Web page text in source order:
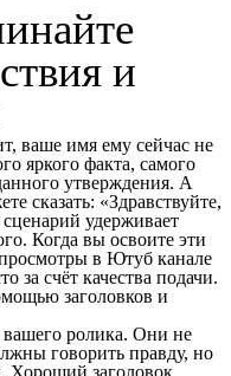
и
ваше имя ему сейчас не
яркого факта, самого
утверждения. А
сказать: «Здравствуйте,
удерживает
Когда вы освоите эти
в Ютуб канале
за счёт качества подачи.
заголовков и
ролика. Они не
говорить правду, но
Хороший заголовок